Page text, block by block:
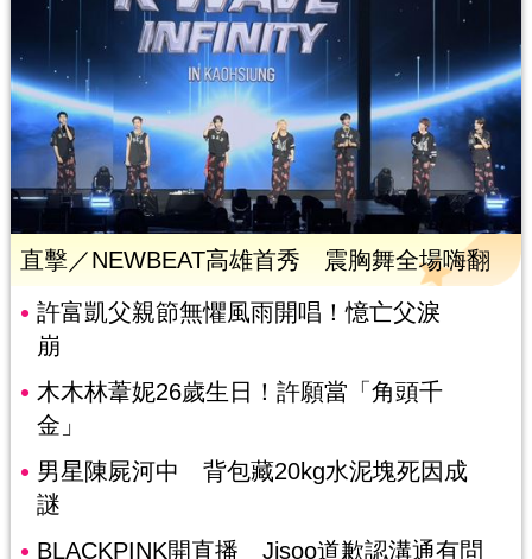
直擊／NEWBEAT高雄首秀 震胸舞全場嗨翻
許富凱父親節無懼風雨開唱！憶亡父淚
崩
木木林葦妮26歲生日！許願當「角頭千
金」
男星陳屍河中 背包藏20kg水泥塊死因成
謎
BLACKPINK開直播 Jisoo道歉認溝通有問